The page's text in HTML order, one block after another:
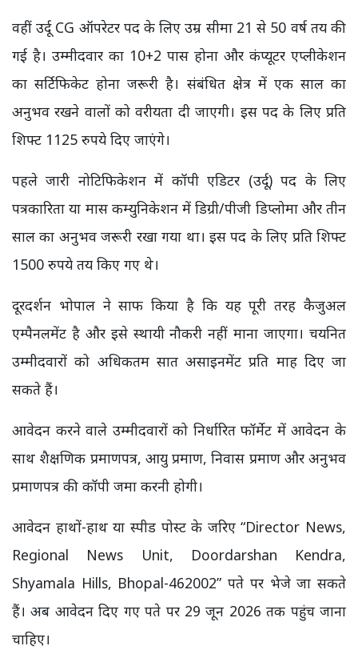
वहीं उर्दू CG ऑपरेटर पद के लिए उम्र सीमा 21 से 50 वर्ष तय की
गई है। उम्मीदवार का 10+2 पास होना और कंप्यूटर एप्लीकेशन
का सर्टिफिकेट होना जरूरी है। संबंधित क्षेत्र में एक साल का
अनुभव रखने वालों को वरीयता दी जाएगी। इस पद के लिए प्रति
शिफ्ट 1125 रुपये दिए जाएंगे।
पहले जारी नोटिफिकेशन में कॉपी एडिटर (उर्दू) पद के लिए
पत्रकारिता या मास कम्युनिकेशन में डिग्री/पीजी डिप्लोमा और तीन
साल का अनुभव जरूरी रखा गया था। इस पद के लिए प्रति शिफ्ट
1500 रुपये तय किए गए थे।
दूरदर्शन भोपाल ने साफ किया है कि यह पूरी तरह कैजुअल
एम्पैनलमेंट है और इसे स्थायी नौकरी नहीं माना जाएगा। चयनित
उम्मीदवारों को अधिकतम सात असाइनमेंट प्रति माह दिए जा
सकते हैं।
आवेदन करने वाले उम्मीदवारों को निर्धारित फॉर्मेट में आवेदन के
साथ शैक्षणिक प्रमाणपत्र, आयु प्रमाण, निवास प्रमाण और अनुभव
प्रमाणपत्र की कॉपी जमा करनी होगी।
आवेदन हाथों-हाथ या स्पीड पोस्ट के जरिए “Director News,
Regional News Unit, Doordarshan Kendra,
Shyamala Hills, Bhopal-462002” पते पर भेजे जा सकते
हैं। अब आवेदन दिए गए पते पर 29 जून 2026 तक पहुंच जाना
चाहिए।